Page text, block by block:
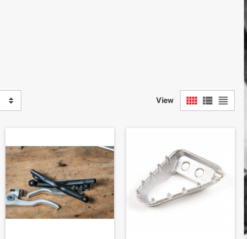
View view_comfy view_list view_headline